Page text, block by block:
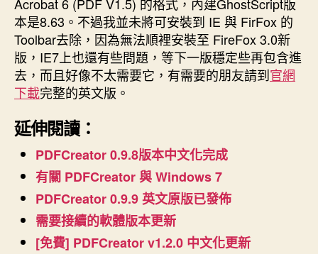
本是8.63。不過我並未將可安裝到 IE 與 FirFox 的
Toolbar去除，因為無法順裡安裝至 FireFox 3.0新
版，IE7上也還有些問題，等下一版穩定些再包含進
去，而且好像不太需要它，有需要的朋友請到官網
下載完整的英文版。
延伸閱讀：
PDFCreator 0.9.8版本中文化完成
有關 PDFCreator 與 Windows 7
PDFCreator 0.9.9 英文原版已發佈
需要接續的軟體版本更新
[免費] PDFCreator v1.2.0 中文化更新